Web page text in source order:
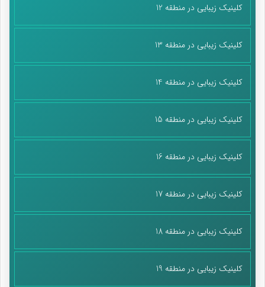
کلینیک زیبایی در منطقه 12
کلینیک زیبایی در منطقه 13
کلینیک زیبایی در منطقه 14
کلینیک زیبایی در منطقه 15
کلینیک زیبایی در منطقه 16
کلینیک زیبایی در منطقه 17
کلینیک زیبایی در منطقه 18
کلینیک زیبایی در منطقه 19